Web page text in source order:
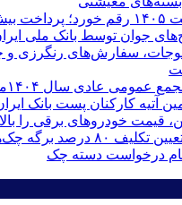
جوان توسط بانک ملی
سفارش‌های رنگرزی و
آتیه کارکنان پست بانک
قیمت خودروهای برقی را
محاسبه جداگانه تعیین تکلیف
درخواست دسته چک